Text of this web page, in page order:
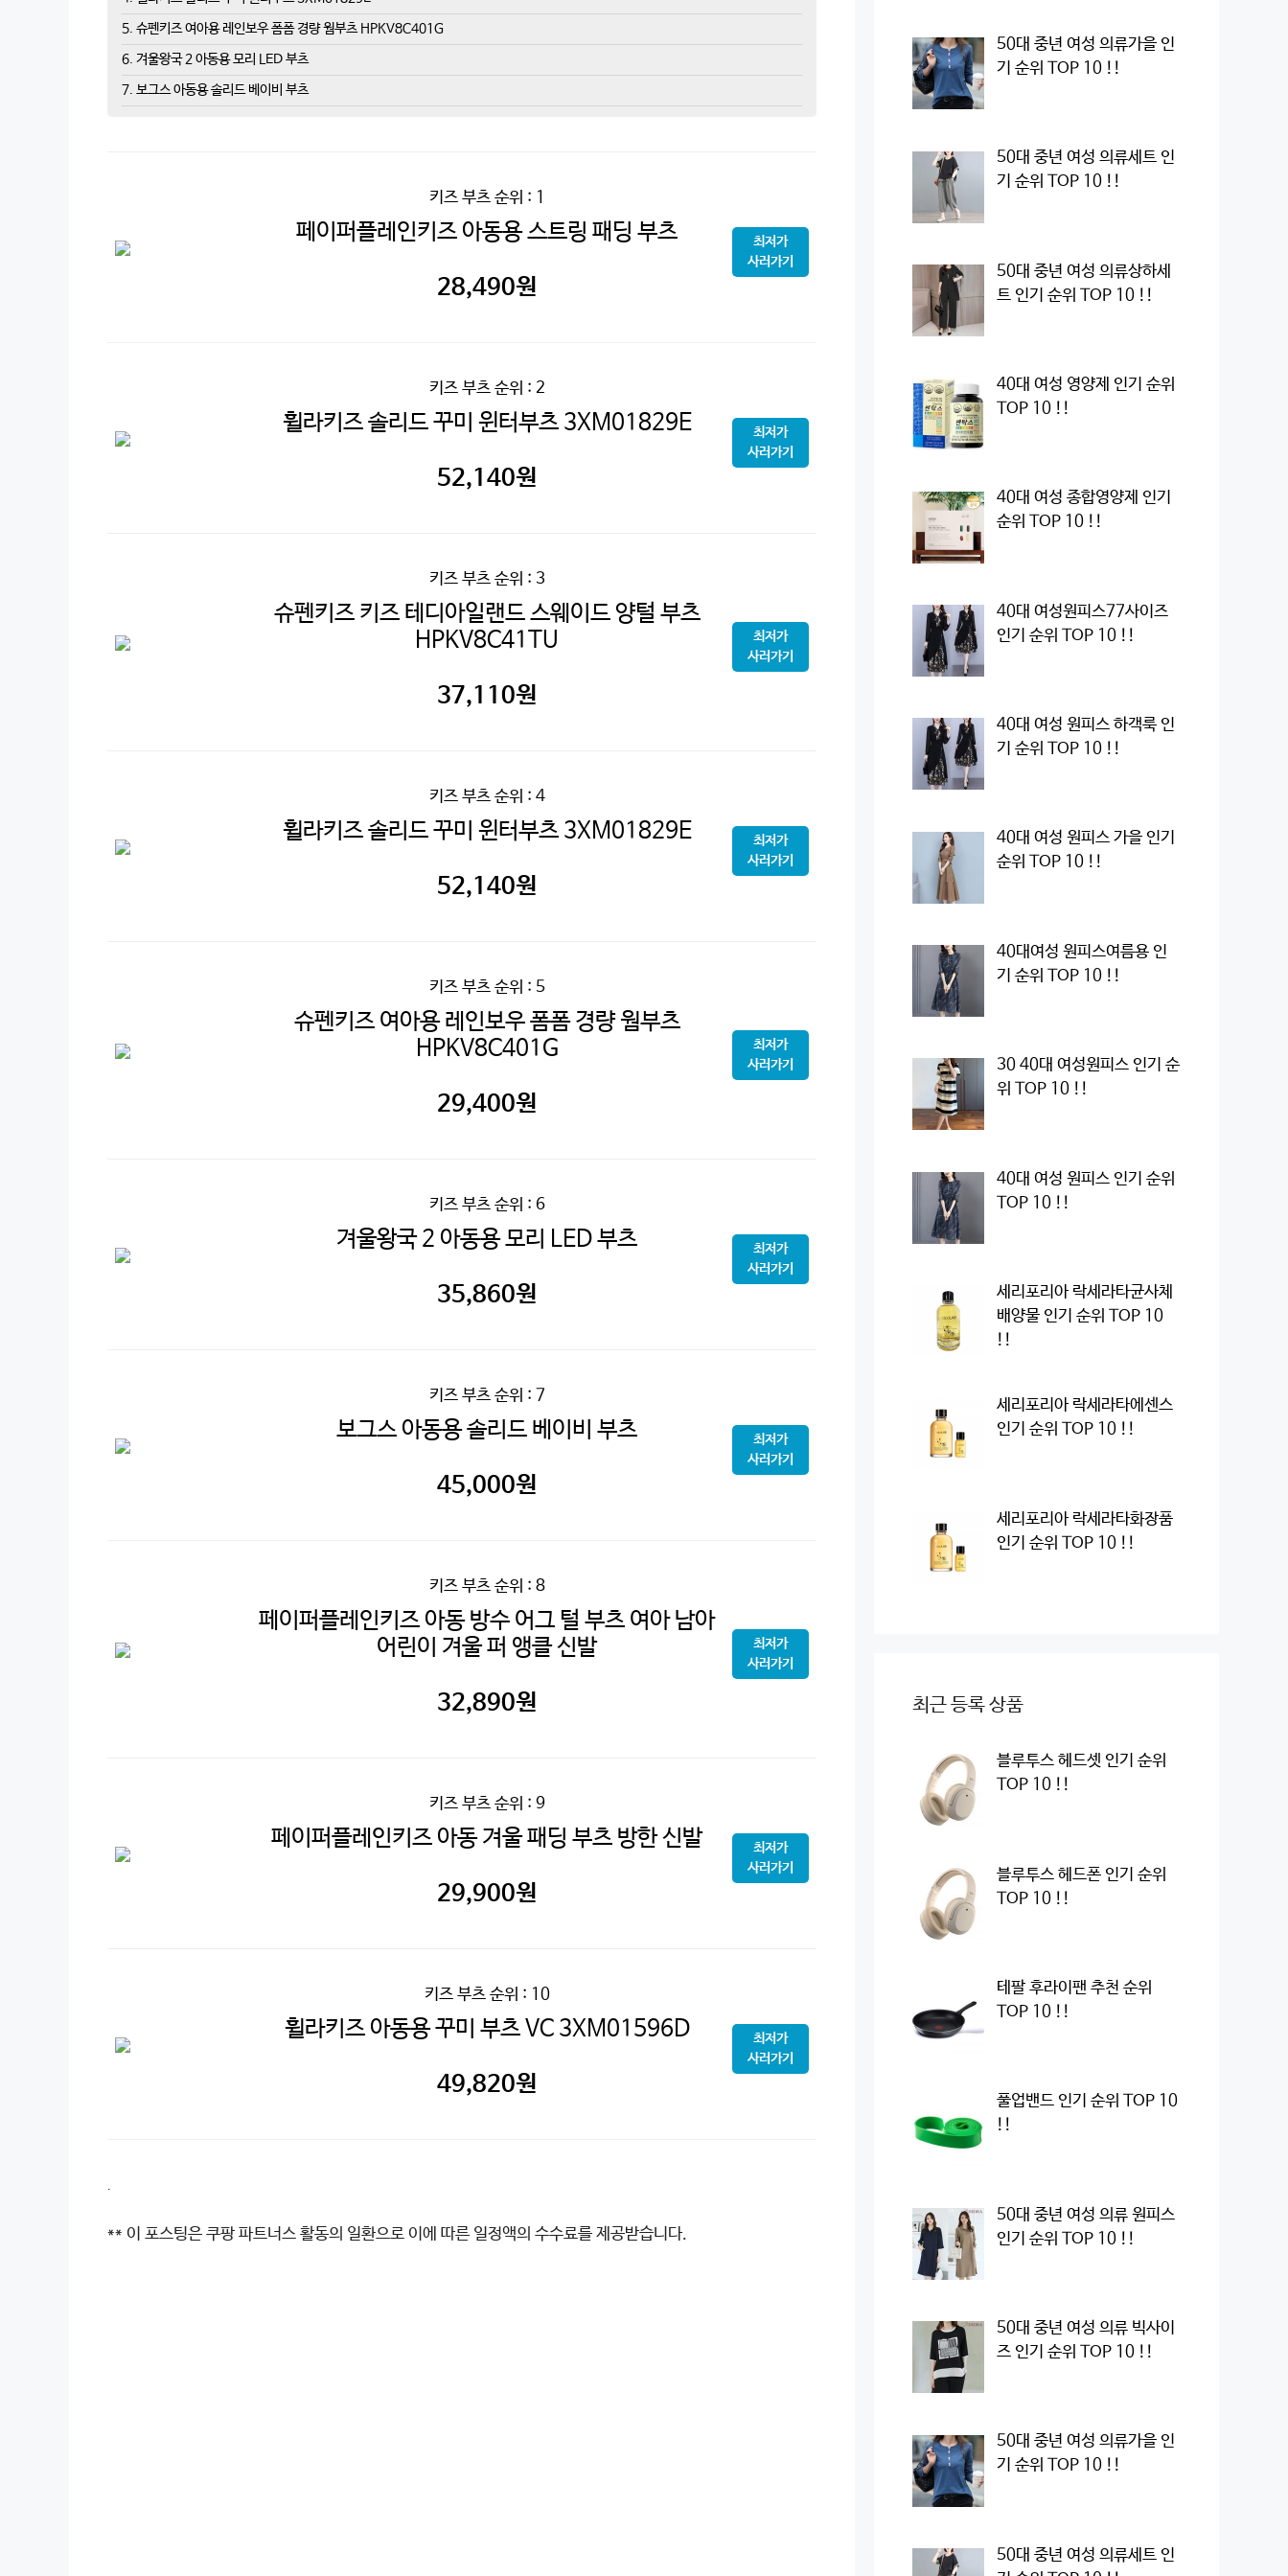
5. 슈펜키즈 여아용 레인보우 폼폼 경량 웜부츠 HPKV8C401G
6. 겨울왕국 2 아동용 모리 LED 부츠
7. 보그스 아동용 솔리드 베이비 부츠
키즈 부츠순위 : 1
페이퍼플레인키즈 아동용 스트링 패딩 부츠
28,490원
최저가
사러가기
키즈 부츠순위 : 2
휠라키즈 솔리드 꾸미 윈터부츠 3XM01829E
52,140원
최저가
사러가기
키즈 부츠순위 : 3
슈펜키즈 키즈 테디아일랜드 스웨이드 양털 부츠
HPKV8C41TU
37,110원
최저가
사러가기
키즈 부츠순위 : 4
휠라키즈 솔리드 꾸미 윈터부츠 3XM01829E
52,140원
최저가
사러가기
키즈 부츠순위 : 5
슈펜키즈 여아용 레인보우 폼폼 경량 웜부츠
HPKV8C401G
29,400원
최저가
사러가기
키즈 부츠순위 : 6
겨울왕국 2 아동용 모리 LED 부츠
35,860원
최저가
사러가기
키즈 부츠순위 : 7
보그스 아동용 솔리드 베이비 부츠
45,000원
최저가
사러가기
키즈 부츠순위 : 8
페이퍼플레인키즈 아동 방수 어그 털 부츠 여아 남아
어린이 겨울 퍼 앵클 신발
32,890원
최저가
사러가기
키즈 부츠순위 : 9
페이퍼플레인키즈 아동 겨울 패딩 부츠 방한 신발
29,900원
최저가
사러가기
키즈 부츠순위 : 10
휠라키즈 아동용 꾸미 부츠 VC 3XM01596D
49,820원
최저가
사러가기
.
** 이 포스팅은 쿠팡 파트너스 활동의 일환으로 이에 따른 일정액의 수수료를 제공받습니다.
50대 중년 여성 의류가을 인
기 순위 TOP 10 !!
50대 중년 여성 의류세트 인
기 순위 TOP 10 !!
50대 중년 여성 의류상하세
트 인기 순위 TOP 10 !!
40대 여성 영양제 인기 순위
TOP 10 !!
40대 여성 종합영양제 인기
순위 TOP 10 !!
40대 여성원피스77사이즈
인기 순위 TOP 10 !!
40대 여성 원피스 하객룩 인
기 순위 TOP 10 !!
40대 여성 원피스 가을 인기
순위 TOP 10 !!
40대여성 원피스여름용 인
기 순위 TOP 10 !!
30 40대 여성원피스 인기 순
위 TOP 10 !!
40대 여성 원피스 인기 순위
TOP 10 !!
세리포리아 락세라타균사체
배양물 인기 순위 TOP 10
!!
세리포리아 락세라타에센스
인기 순위 TOP 10 !!
세리포리아 락세라타화장품
인기 순위 TOP 10 !!
최근 등록 상품
블루투스 헤드셋 인기 순위
TOP 10 !!
블루투스 헤드폰 인기 순위
TOP 10 !!
테팔 후라이팬 추천 순위
TOP 10 !!
풀업밴드 인기 순위 TOP 10
!!
50대 중년 여성 의류 원피스
인기 순위 TOP 10 !!
50대 중년 여성 의류 빅사이
즈 인기 순위 TOP 10 !!
50대 중년 여성 의류가을 인
기 순위 TOP 10 !!
50대 중년 여성 의류세트 인